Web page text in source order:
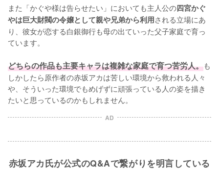
また「かぐや様は告らせたい」においても主人公の四宮かぐ
やは巨大財閥の令嬢として親や兄弟から利用される立場にあ
り、彼女が恋する白銀御行も母の出ていった父子家庭で育っ
ています。
どちらの作品も主要キャラは複雑な家庭で育つ苦労人。も
しかしたら原作者の赤坂アカは苦しい環境から救われる人々
や、そういった環境でもめげずに頑張っている人の姿を描き
たいと思っているのかもしれません。
AD
赤坂アカ氏が公式のQ&Aで繋がりを明言している